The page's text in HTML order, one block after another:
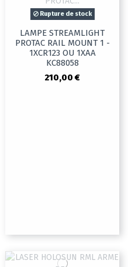
Rupture de stock
LAMPE STREAMLIGHT
PROTAC RAIL MOUNT 1 -
1XCR123 OU 1XAA
KC88058
210,00 €